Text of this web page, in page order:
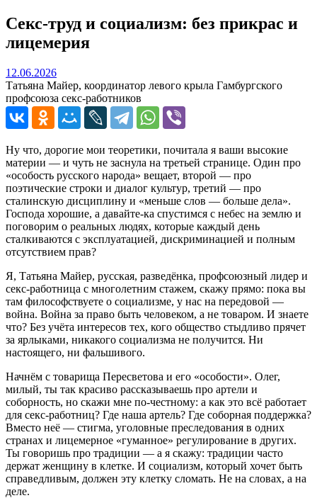
Секс‑труд и социализм: без прикрас и
лицемерия
12.06.202612.06.2026
Татьяна Майер, координатор левого крыла Гамбургского
профсоюза секс‑работников
Ну что, дорогие мои теоретики, почитала я ваши высокие
материи — и чуть не заснула на третьей странице. Один про
«особость русского народа» вещает, второй — про
поэтические строки и диалог культур, третий — про
сталинскую дисциплину и «меньше слов — больше дела».
Господа хорошие, а давайте‑ка спустимся с небес на землю и
поговорим о реальных людях, которые каждый день
сталкиваются с эксплуатацией, дискриминацией и полным
отсутствием прав?
Я, Татьяна Майер, русская, разведёнка, профсоюзный лидер и
секс‑работница с многолетним стажем, скажу прямо: пока вы
там философствуете о социализме, у нас на передовой —
война. Война за право быть человеком, а не товаром. И знаете
что? Без учёта интересов тех, кого общество стыдливо прячет
за ярлыками, никакого социализма не получится. Ни
настоящего, ни фальшивого.
Начнём с товарища Пересветова и его «особости». Олег,
милый, ты так красиво рассказываешь про артели и
соборность, но скажи мне по‑честному: а как это всё работает
для секс‑работниц? Где наша артель? Где соборная поддержка?
Вместо неё — стигма, уголовные преследования в одних
странах и лицемерное «гуманное» регулирование в других.
Ты говоришь про традиции — а я скажу: традиции часто
держат женщину в клетке. И социализм, который хочет быть
справедливым, должен эту клетку сломать. Не на словах, а на
деле.